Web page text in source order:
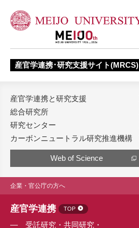
産官学連携･研究支援サイト(MRCS)
産官学連携と研究支援
総合研究所
研究センター
カーボンニュートラル研究推進機構
Web of Science
企業・官公庁の方へ
産官学連携 TOP
受託研究・共同研究・